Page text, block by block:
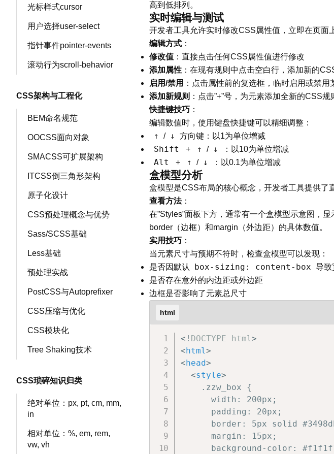
光标样式cursor
用户选择user-select
指针事件pointer-events
滚动行为scroll-behavior
CSS架构与工程化
BEM命名规范
OOCSS面向对象
SMACSS可扩展架构
ITCSS倒三角形架构
原子化设计
CSS预处理概念与优势
Sass/SCSS基础
Less基础
预处理实战
PostCSS与Autoprefixer
CSS压缩与优化
CSS模块化
Tree Shaking技术
CSS琐碎知识归类
绝对单位：px, pt, cm, mm,
in
相对单位：%, em, rem,
vw, vh
高到低排列。
实时编辑与测试
开发者工具允许实时修改CSS属性值，立即在页面
编辑方式 ：
修改值 ：直接点击任何CSS属性值进行修改
添加属性 ：在现有规则中点击空白行，添加新的
启用/禁用 ：点击属性前的复选框，临时启用或禁用
添加新规则 ：点击”+”号，为元素添加全新的CSS规
快捷键技巧 ：
编辑数值时，使用键盘快捷键可以精细调整：
↑ / ↓ 方向键：以1为单位增减
Shift + ↑ / ↓ ：以10为单位增减
Alt + ↑ / ↓ ：以0.1为单位增减
盒模型分析
盒模型是CSS布局的核心概念，开发者工具提供了
查看方法：
在”Styles”面板下方，通常有一个盒模型示意图，
border（边框）和margin（外边距）的具体数值。
实用技巧 ：
当元素尺寸与预期不符时，检查盒模型可以发现：
是否因默认
box-sizing: content-box
导致
是否存在意外的内边距或外边距
边框是否影响了元素总尺寸
html
<! DOCTYPE html>
< html>
< head>
<style>
    .zzw_box {
      width: 200px;
      padding: 20px;
border: 5px solid
      margin: 15px;
background-color: